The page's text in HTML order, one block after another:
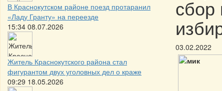
В Краснокутском районе поезд протаранил
«Ладу Гранту» на переезде
15:34 08.07.2026
Житель Краснокутского района стал
фигурантом двух уголовных дел о краже
09:29 18.05.2026
03.02.2022